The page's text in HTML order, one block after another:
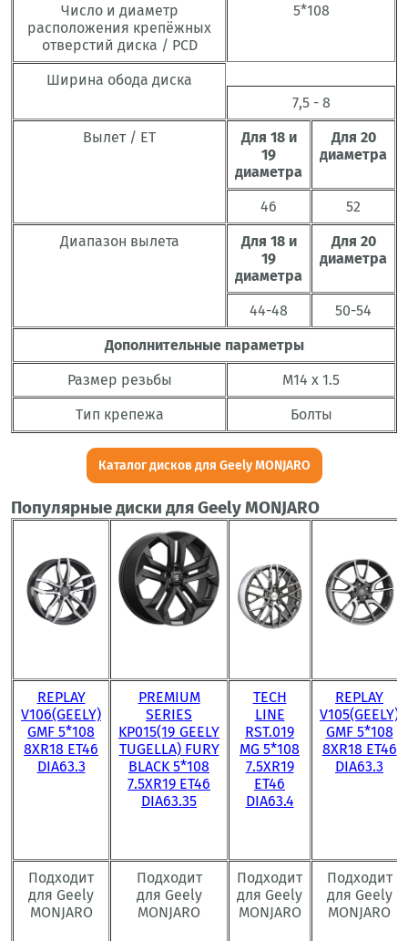
Число и диаметр
расположения крепёжных
отверстий диска / PCD
5*108
Ширина обода диска
7,5 - 8
Вылет / ET
Для 18 и
19
диаметра
Для 20
диаметра
46
52
Диапазон вылета
Для 18 и
19
диаметра
Для 20
диаметра
44-48
50-54
Дополнительные параметры
Размер резьбы
M14 x 1.5
Тип крепежа
Болты
Каталог дисков для Geely MONJARO
Популярные диски для Geely MONJARO
REPLAY
V106(GEELY)
GMF 5*108
8XR18 ET46
DIA63.3
PREMIUM
SERIES
KP015(19_GEELY
TUGELLA) FURY
BLACK 5*108
7.5XR19 ET46
DIA63.35
TECH
LINE
RST.019
MG 5*108
7.5XR19
ET46
DIA63.4
REPLAY
V105(GEELY)
GMF 5*108
8XR18 ET46
DIA63.3
Подходит
для Geely
MONJARO
Подходит
для Geely
MONJARO
Подходит
для Geely
MONJARO
Подходит
для Geely
MONJARO